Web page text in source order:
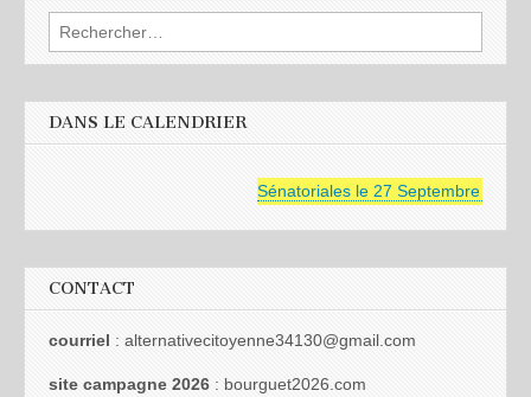
Rechercher :
DANS LE CALENDRIER
Sénatoriales le 27 Septembre 2026
CONTACT
courriel : alternativecitoyenne34130@gmail.com
site campagne 2026 : bourguet2026.com